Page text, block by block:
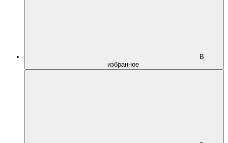
В
избранное